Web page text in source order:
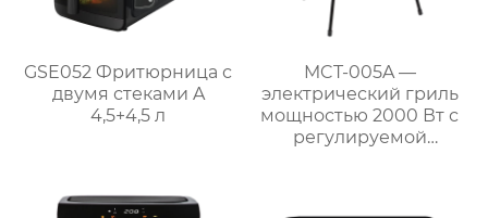
GSE052 Фритюрница с
двумя стеками A
4,5+4,5 л
MCT-005A —
электрический гриль
мощностью 2000 Вт с
регулируемой